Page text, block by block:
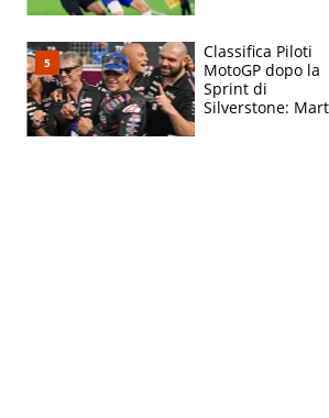
Classifica Piloti
MotoGP dopo la
Sprint di
Silverstone: